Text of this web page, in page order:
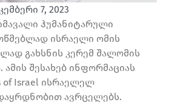
7, 2023
ჰუმანიტარული
ისრაელი ომის
გახსნის კერემ შალომის
ამის შესახებ ინფორმაციას
of Israel ისრაელელ
ავრცელებს.